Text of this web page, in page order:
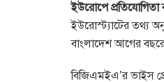
ইউরোপে প্রতিযোগিতা
ইউরোস্ট্যাটের তথ্য
বাংলাদেশ আগের
বিজিএমইএ’র ভাইস